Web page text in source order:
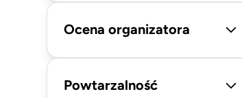
Ocena organizatora
Powtarzalność